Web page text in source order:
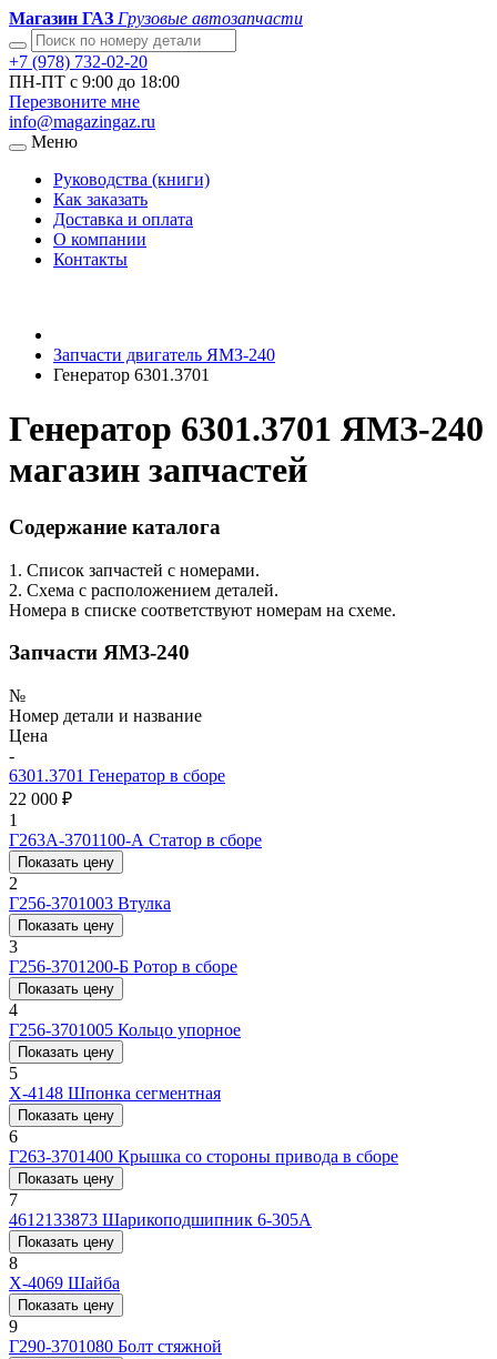
Магазин ГАЗ Грузовые автозапчасти
+7 (978) 732-02-20
ПН-ПТ с 9:00 до 18:00
Перезвоните мне
info@magazingaz.ru
Меню
Руководства (книги)
Как заказать
Доставка и оплата
О компании
Контакты
Запчасти двигатель ЯМЗ-240
Генератор 6301.3701
Генератор 6301.3701 ЯМЗ-240
магазин запчастей
Содержание каталога
1. Список запчастей с номерами.
2. Схема с расположением деталей.
Номера в списке соответствуют номерам на схеме.
Запчасти ЯМЗ-240
№
Номер детали и название
Цена
-
6301.3701 Генератор в сборе
22 000 ₽
1
Г263А-3701100-А Статор в сборе
Показать цену
2
Г256-3701003 Втулка
Показать цену
3
Г256-3701200-Б Ротор в сборе
Показать цену
4
Г256-3701005 Кольцо упорное
Показать цену
5
Х-4148 Шпонка сегментная
Показать цену
6
Г263-3701400 Крышка со стороны привода в сборе
Показать цену
7
4612133873 Шарикоподшипник 6-305А
Показать цену
8
Х-4069 Шайба
Показать цену
9
Г290-3701080 Болт стяжной